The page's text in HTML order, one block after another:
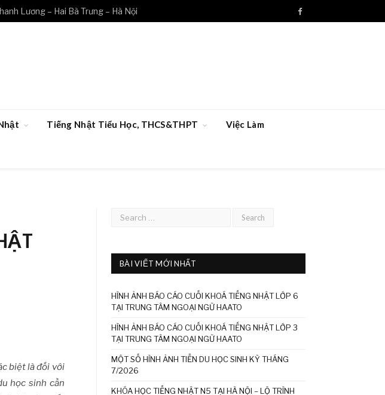
Lương – Hai Bà Trưng – Hà Nội Facebook
Tiếng Nhật Tiểu Học, THCS&THPT Việc Làm
biệt là đối với
học sinh cần
BÀI VIẾT MỚI NHẤT
HÌNH ẢNH BÁO CÁO CUỐI KHOÁ TIẾNG NHẬT LỚP 6
TẠI TRUNG TÂM NGOẠI NGỮ HAATO
HÌNH ẢNH BÁO CÁO CUỐI KHOÁ TIẾNG NHẬT LỚP 3
TẠI TRUNG TÂM NGOẠI NGỮ HAATO
MỘT SỐ HÌNH ẢNH TIỄN DU HỌC SINH KỲ THÁNG
7/2026
KHÓA HỌC TIẾNG NHẬT N5 TẠI HÀ NỘI – LỘ TRÌNH